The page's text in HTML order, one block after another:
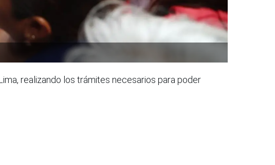
realizando los trámites necesarios para poder